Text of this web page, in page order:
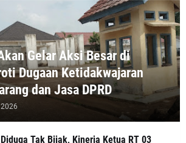
Gelar Aksi Besar di
Dugaan Ketidakwajaran
dan Jasa DPRD
Diduga Tak Bijak, Kinerja Ketua RT 03